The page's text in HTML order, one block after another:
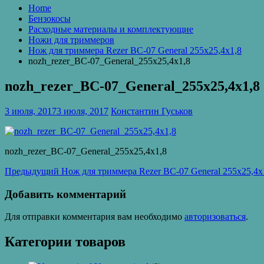
Home
Бензокосы
Расходные материалы и комплектующие
Ножи для триммеров
Нож для триммера Rezer ВС-07 General 255х25,4х1,8
nozh_rezer_ВС-07_General_255х25,4х1,8
nozh_rezer_ВС-07_General_255х25,4х1,8
3 июля, 20173 июля, 2017 Константин Гуськов
nozh_rezer_ВС-07_General_255х25,4х1,8
Навигация
по
записям
Предыдущий Предыдущая
Нож для триммера Rezer ВС-07 General
Добавить комментарий
Для отправки комментария вам необходимо авторизоваться.
Категории товаров